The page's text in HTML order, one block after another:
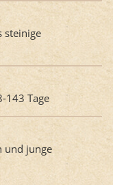
steinige
143 Tage
und junge